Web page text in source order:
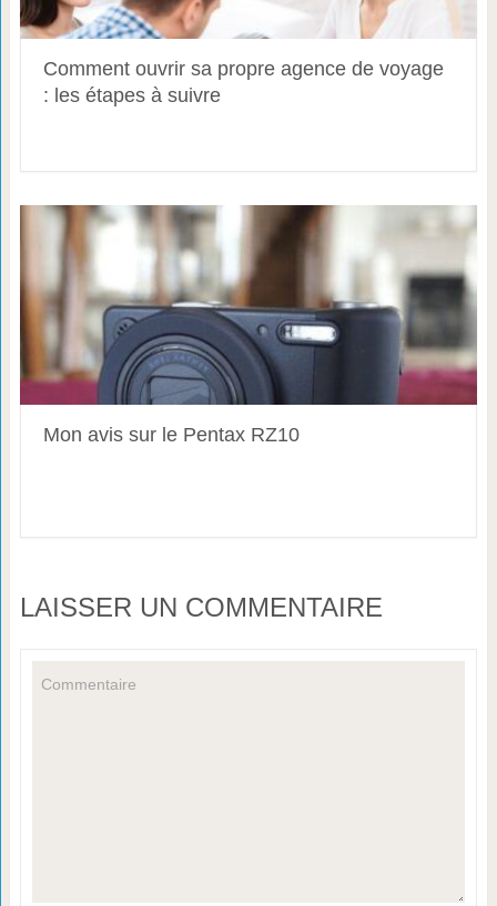
Comment ouvrir sa propre agence de voyage
: les étapes à suivre
Mon avis sur le Pentax RZ10
LAISSER UN COMMENTAIRE